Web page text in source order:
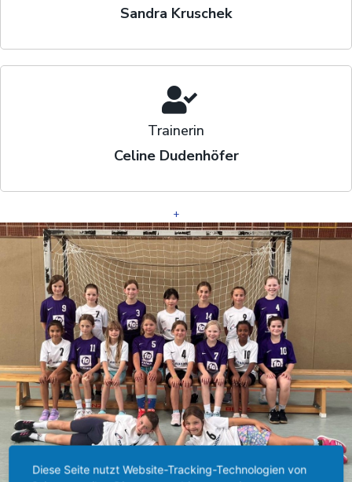
Sandra Kruschek
Trainerin
Celine Dudenhöfer
+
Diese Seite nutzt Website-Tracking-Technologien von